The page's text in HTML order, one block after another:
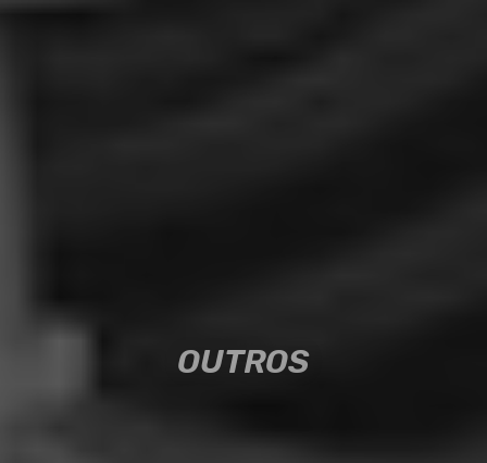
OUTROS
OUTROS